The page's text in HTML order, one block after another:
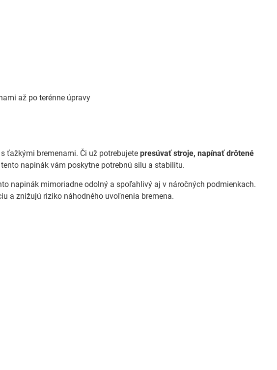
až po terénne úpravy
ťažkými bremenami. Či už potrebujetepresúvať stroje, napínať drôtené
tento napinák vám poskytne potrebnú silu a stabilitu.
napinák mimoriadne odolný a spoľahlivý aj v náročných podmienkach.
a znižujú riziko náhodného uvoľnenia bremena.